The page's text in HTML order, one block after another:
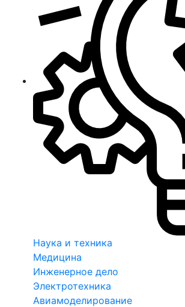
Наука и техника
Медицина
Инженерное дело
Электротехника
Авиамоделирование